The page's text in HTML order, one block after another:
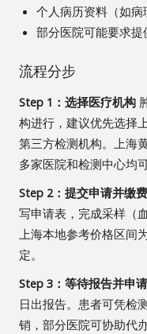
个人病历资料（如病
部分医院可能要求
流程分步
Step 1：选择医疗机构
构进行，建议优先选择
第三方检测机构。上海
多家医院和检测中心均
Step 2：提交申请并缴费
写申请表，完成采样（
上海本地参考价格区间
定。
Step 3：等待报告并申
日出报告。患者可凭检
销，部分医院可协助代办